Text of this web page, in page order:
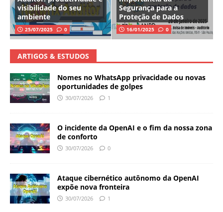
visibilidade do seu
ambiente
25/07/2025 0
Segurança para a
Proteção de Dados
16/01/2025 0
ARTIGOS & ESTUDOS
Nomes no WhatsApp privacidade ou novas
oportunidades de golpes
30/07/2026 1
O incidente da OpenAI e o fim da nossa zona
de conforto
30/07/2026 0
Ataque cibernético autônomo da OpenAI
expõe nova fronteira
30/07/2026 1